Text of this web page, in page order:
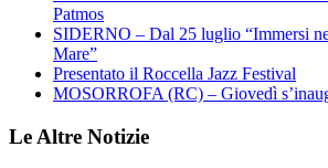
Patmos
SIDERNO – Dal 25 luglio “Immersi
Mare”
Presentato il Roccella Jazz Festival
MOSORROFA (RC) – Giovedì
Le Altre Notizie